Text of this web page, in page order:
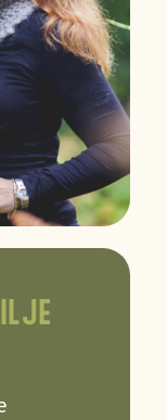
JE